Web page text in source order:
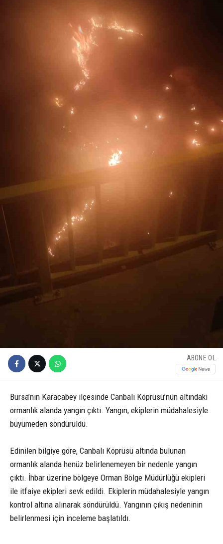
ABONE OL
Bursa’nın Karacabey ilçesinde Canbalı Köprüsü’nün altındaki
ormanlık alanda yangın çıktı. Yangın, ekiplerin müdahalesiyle
büyümeden söndürüldü.
Edinilen bilgiye göre, Canbalı Köprüsü altında bulunan
ormanlık alanda henüz belirlenemeyen bir nedenle yangın
çıktı. İhbar üzerine bölgeye Orman Bölge Müdürlüğü ekipleri
ile itfaiye ekipleri sevk edildi. Ekiplerin müdahalesiyle yangın
kontrol altına alınarak söndürüldü. Yangının çıkış nedeninin
belirlenmesi için inceleme başlatıldı.